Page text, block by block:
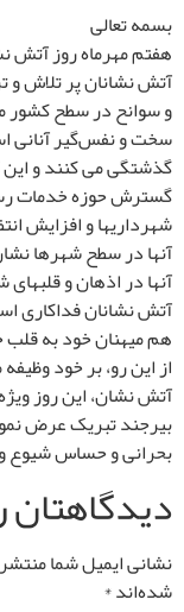
بسمه تعالی
هفتم مهرماه روز آتش
آتش نشانان پر تلاش
و سوانح در سطح کشور
سخت و نفس‌گیر آنانی
گذشتگی می کنند و این
گسترش حوزه خدمات
شهرداریها و افزایش
آنها در سطح شهرها
آنها در اذهان و
آتش نشانان فداکاری
هم میهنان خود به
از این رو، بر خود
آتش نشان، این روز
بیرجند تبریک عرض
بحرانی و حساس شیوع
دیدگاهتان
نشانی ایمیل شما
شده‌اند*